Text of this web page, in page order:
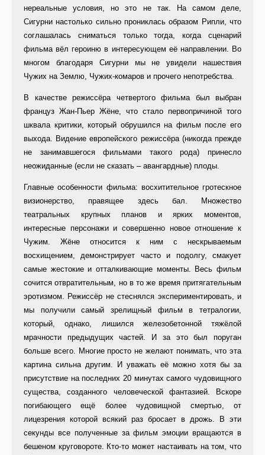
нереальные условия, но это не так. На самом деле,
Сигурни настолько сильно прониклась образом Рипли, что
соглашалась сниматься только тогда, когда сценарий
фильма вёл героиню в интересующем её направлении. Во
многом благодаря Сигурни мы не увидели нашествия
Чужих на Землю, Чужих-комаров и прочего непотребства.
В качестве режиссёра четвертого фильма был выбран
француз Жан-Пьер Жёне, что стало первопричиной того
шквала критики, который обрушился на фильм после его
выхода. Видение европейского режиссёра (никогда прежде
не занимавшегося фильмами такого рода) принесло
неожиданные (если не сказать – авангардные) плоды.
Главные особенности фильма: восхитительное гротескное
визионерство, правящее здесь бал. Множество
театральных крупных планов и ярких моментов,
интересные персонажи и совершенно новое отношение к
Чужим. Жёне относится к ним с нескрываемым
восхищением, демонстрирует часто и подолгу, смакует
самые жестокие и отталкивающие моменты. Весь фильм
сочится отвратительным, но в то же время притягательным
эротизмом. Режиссёр не стеснялся экспериментировать, и
мы получили самый зрелищный фильм в тетралогии,
который, однако, лишился железобетонной тяжёлой
мрачности предыдущих частей. И за это был поруган
больше всего. Многие просто не желают понимать, что эта
картина сильна другим. И уважать её можно хотя бы за
присутствие на последних 20 минутах самого чудовищного
существа, созданного человеческой фантазией. Вскоре
погибающего ещё более чудовищной смертью, от
лицезрения которой всякий раз бросает в дрожь. В эти
секунды все полученные за фильм эмоции вращаются в
бешеном круговороте. Кто-то может настаивать на том, что